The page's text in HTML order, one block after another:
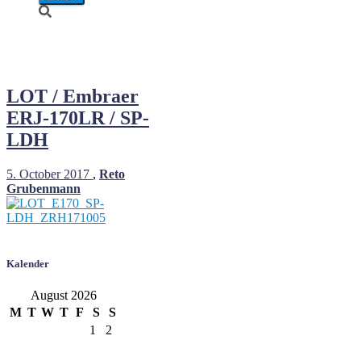
LOT / Embraer
ERJ-170LR / SP-
LDH
5. October 2017 , Reto
Grubenmann
Kalender
August 2026
M T W T F S
S
1
2